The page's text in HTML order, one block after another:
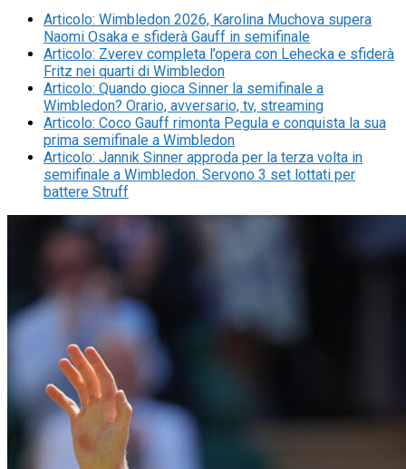
Articolo: Wimbledon 2026, Karolina Muchova supera
Naomi Osaka e sfiderà Gauff in semifinale
Articolo: Zverev completa l’opera con Lehecka e sfiderà
Fritz nei quarti di Wimbledon
Articolo: Quando gioca Sinner la semifinale a
Wimbledon? Orario, avversario, tv, streaming
Articolo: Coco Gauff rimonta Pegula e conquista la sua
prima semifinale a Wimbledon
Articolo: Jannik Sinner approda per la terza volta in
semifinale a Wimbledon. Servono 3 set lottati per
battere Struff